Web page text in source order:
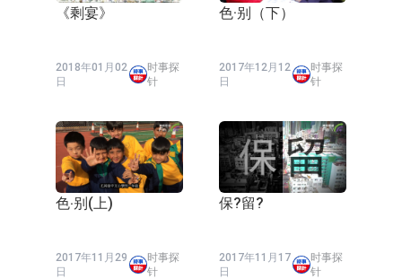
《剩宴》
2018年01月02
日
时事探
针
色·别（下）
2017年12月12
日
时事探
针
色‧别(上)
2017年11月29
日
时事探
针
保?留?
2017年11月17
日
时事探
针